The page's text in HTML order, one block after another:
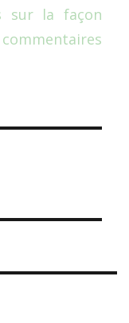
sur la façon